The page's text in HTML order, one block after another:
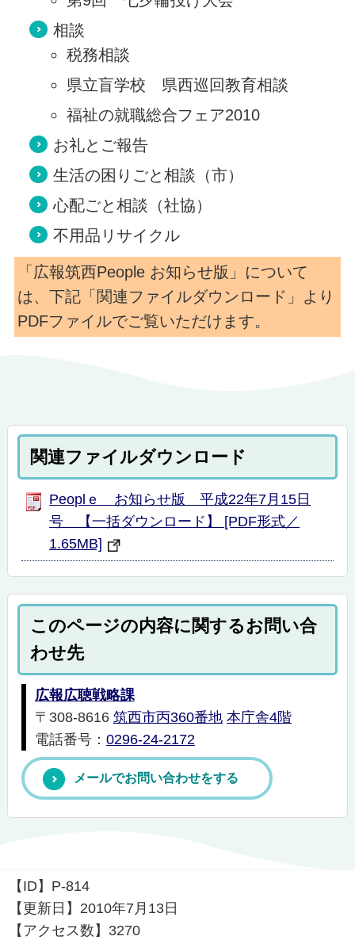
相談
税務相談
県立盲学校 県西巡回教育相談
福祉の就職総合フェア2010
お礼とご報告
生活の困りごと相談（市）
心配ごと相談（社協）
不用品リサイクル
「広報筑西People お知らせ版」について
は、下記「関連ファイルダウンロード」より
PDFファイルでご覧いただけます。
関連ファイルダウンロード
Peoplｅ お知らせ版 平成22年7月15日
号 【一括ダウンロード】 [PDF形式／
1.65MB]
このページの内容に関するお問い合
わせ先
広報広聴戦略課
〒308-8616 筑西市丙360番地 本庁舎4階
電話番号： 0296-24-2172
メールでお問い合わせをする
【ID】 P-814
【更新日】 2010年7月13日
【アクセス数】 3270